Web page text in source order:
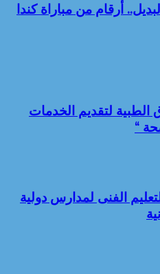
أرقام من مباراة كندا
الطبية لتقديم الخدمات
20 مدرسة للتعليم الفنى لمدارس دولية